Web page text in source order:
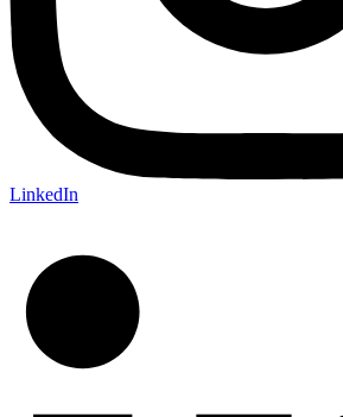
LinkedIn